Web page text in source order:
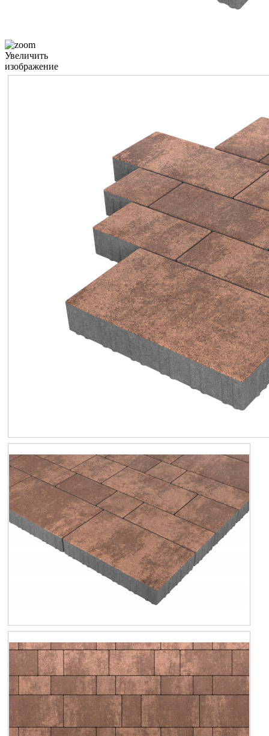
Увеличить
изображение